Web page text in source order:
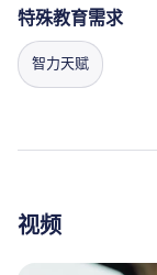
特殊教育需求
智力天赋
视频